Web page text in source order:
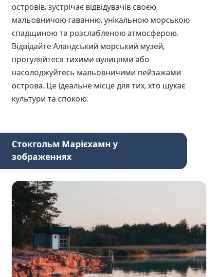
островів, зустрічає відвідувачів своєю
мальовничою гаванню, унікальною морською
спадщиною та розслабленою атмосферою.
Відвідайте Аландський морський музей,
прогуляйтеся тихими вулицями або
насолоджуйтесь мальовничими пейзажами
острова. Це ідеальне місце для тих, хто шукає
культури та спокою.
Стокгольм Марієхамн у
зображеннях